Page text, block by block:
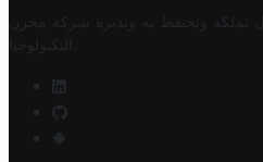
تملكه وتحتفظ به وتديره
شركة مخزن
التكنولوجيا